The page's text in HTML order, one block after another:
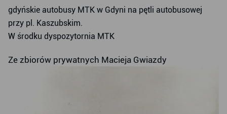
gdyńskie autobusy MTK w Gdyni na pętli autobusowej
przy pl. Kaszubskim.
W środku dyspozytornia MTK
Ze zbiorów prywatnych Macieja Gwiazdy